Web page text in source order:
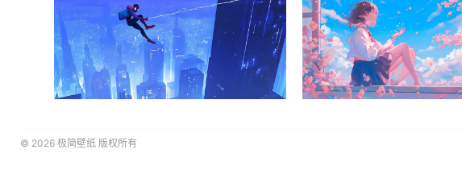
© 2026 极简壁纸 版权所有